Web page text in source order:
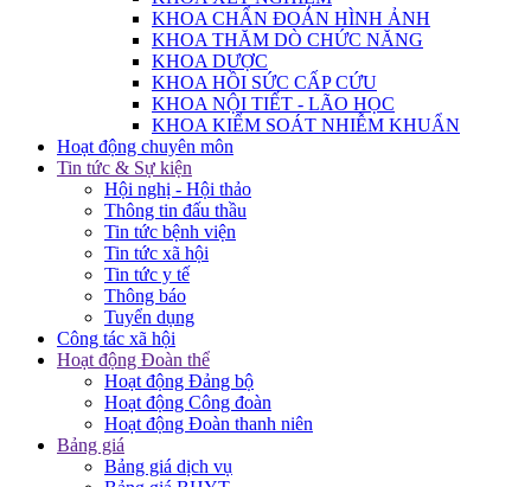
KHOA CHẨN ĐOÁN HÌNH ẢNH
KHOA THĂM DÒ CHỨC NĂNG
KHOA DƯỢC
KHOA HỒI SỨC CẤP CỨU
KHOA NỘI TIẾT - LÃO HỌC
KHOA KIỂM SOÁT NHIỄM KHUẨN
Hoạt động chuyên môn
Tin tức & Sự kiện
Hội nghị - Hội thảo
Thông tin đấu thầu
Tin tức bệnh viện
Tin tức xã hội
Tin tức y tế
Thông báo
Tuyển dụng
Công tác xã hội
Hoạt động Đoàn thể
Hoạt động Đảng bộ
Hoạt động Công đoàn
Hoạt động Đoàn thanh niên
Bảng giá
Bảng giá dịch vụ